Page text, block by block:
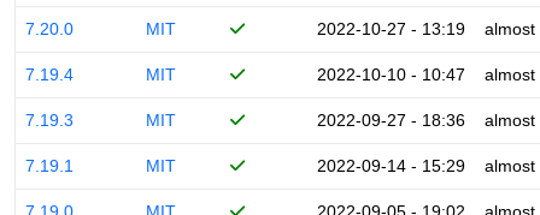
7.20.0 MIT 2022-10-27 - 13:19 almost
7.19.4 MIT 2022-10-10 - 10:47 almost
7.19.3 MIT 2022-09-27 - 18:36 almost
7.19.1 MIT 2022-09-14 - 15:29 almost